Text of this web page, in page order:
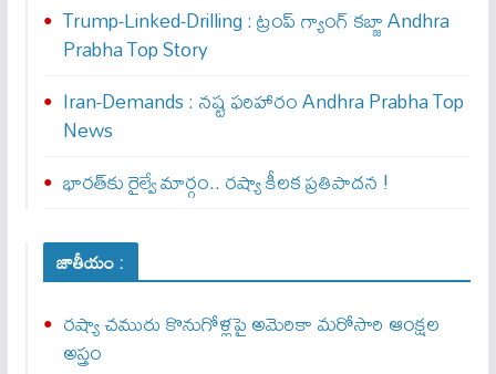
Trump-Linked-Drilling : ట్రంప్ గ్యాంగ్ క‌బ్జా Andhra
Prabha Top Story
Iran-Demands : న‌ష్ట ఫ‌రిహారం Andhra Prabha Top
News
భారత్‌కు రైల్వే మార్గం.. రష్యా కీలక ప్రతిపాదన !
జాతీయం :
రష్యా చమురు కొనుగోళ్లపై అమెరికా మరోసారి ఆంక్షల
అస్త్రం